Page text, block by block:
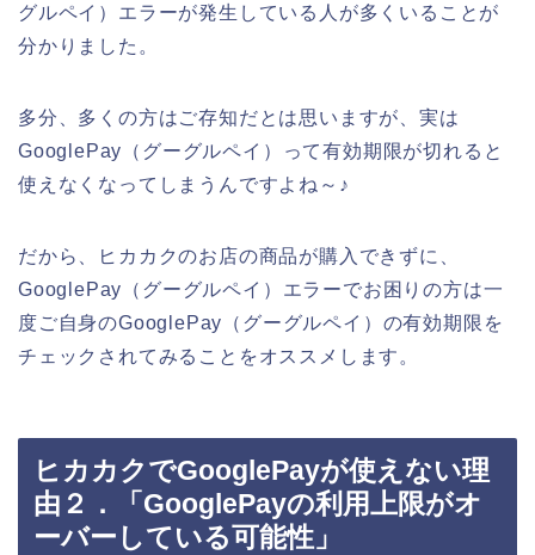
グルペイ）エラーが発生している人が多くいることが
分かりました。
多分、多くの方はご存知だとは思いますが、実は
GooglePay（グーグルペイ）って有効期限が切れると
使えなくなってしまうんですよね～♪
だから、ヒカカクのお店の商品が購入できずに、
GooglePay（グーグルペイ）エラーでお困りの方は一
度ご自身のGooglePay（グーグルペイ）の有効期限を
チェックされてみることをオススメします。
ヒカカクでGooglePayが使えない理
由２．「GooglePayの利用上限がオ
ーバーしている可能性」